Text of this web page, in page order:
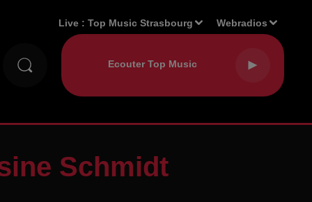
Live :Top Music Strasbourg Webradios
Schmidt